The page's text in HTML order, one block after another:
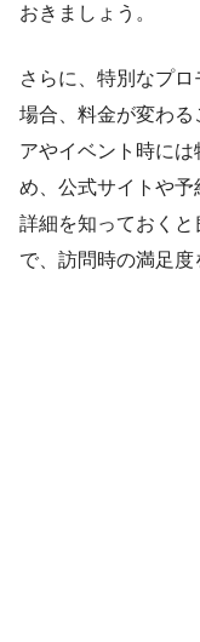
おきましょう。
さらに、特別なプ
場合、料金が変わる
アやイベント時に
め、公式サイトや予
詳細を知っておくと
で、訪問時の満足度